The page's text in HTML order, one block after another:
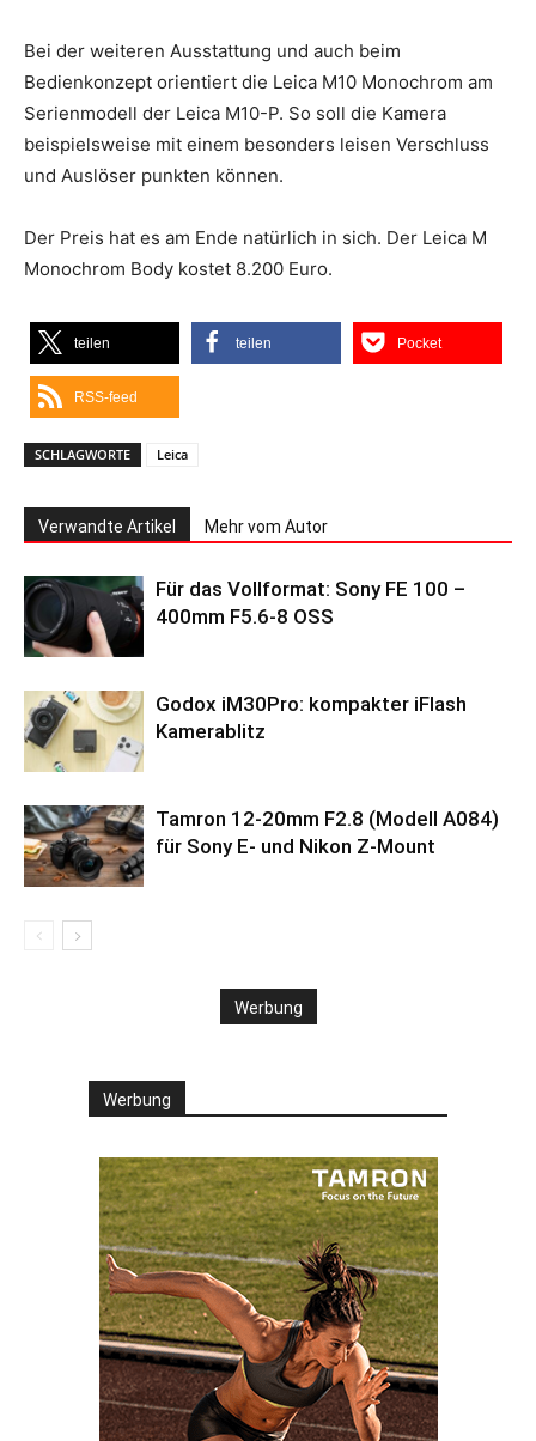
Bei der weiteren Ausstattung und auch beim
Bedienkonzept orientiert die Leica M10 Monochrom am
Serienmodell der Leica M10-P. So soll die Kamera
beispielsweise mit einem besonders leisen Verschluss
und Auslöser punkten können.
Der Preis hat es am Ende natürlich in sich. Der Leica M
Monochrom Body kostet 8.200 Euro.
teilen teilen Pocket
RSS-feed
SCHLAGWORTE Leica
Verwandte Artikel Mehr vom Autor
Für das Vollformat: Sony FE 100 –
400mm F5.6-8 OSS
Godox iM30Pro: kompakter iFlash
Kamerablitz
Tamron 12-20mm F2.8 (Modell A084)
für Sony E- und Nikon Z-Mount
Werbung
Werbung